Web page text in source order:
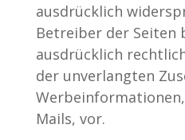
ausdrücklich
Betreiber der Seiten
ausdrücklich
der unverlangten
Mails, vor.